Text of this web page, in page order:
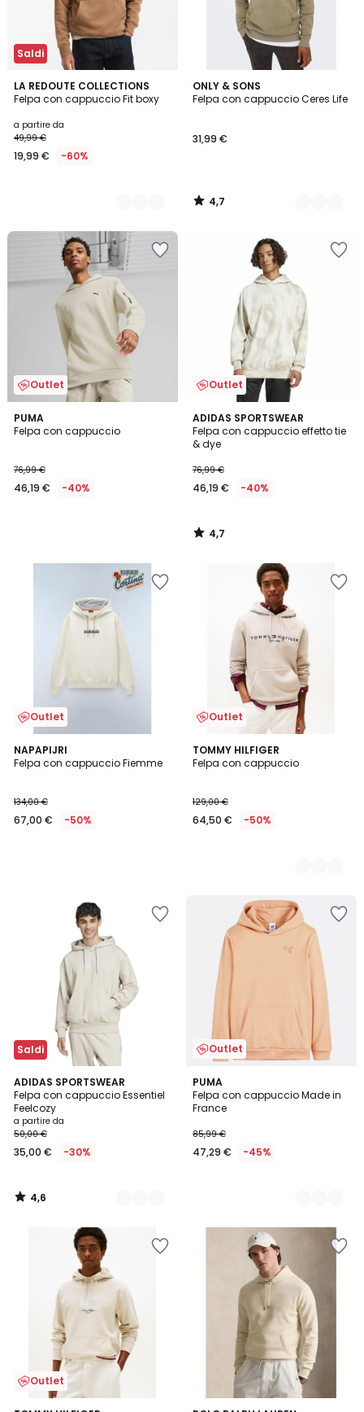
Saldi
LA REDOUTE COLLECTIONS
Felpa con cappuccio Fit boxy
a partire da
49,99 €
19,99 € -60%
3
Colori
ONLY & SONS
Felpa con cappuccio Ceres Life
31,99 €
4,7
/ 5
6
Colori
4,7
/
Outlet
PUMA
Felpa con cappuccio
76,99 €
46,19 € -40%
Outlet
ADIDAS SPORTSWEAR
Felpa con cappuccio effetto tie
& dye
76,99 €
46,19 € -40%
4,7
/ 5
4,7
/
Outlet
NAPAPIJRI
Felpa con cappuccio Fiemme
134,00 €
67,00 € -50%
Outlet
TOMMY HILFIGER
Felpa con cappuccio
129,00 €
64,50 € -50%
2
Colori
Saldi
ADIDAS SPORTSWEAR
Felpa con cappuccio Essentiel
Feelcozy
a partire da
50,00 €
35,00 € -30%
4,6
/ 5
3
Colori
4,6
/
Outlet
PUMA
Felpa con cappuccio Made in
France
85,99 €
47,29 € -45%
2
Colori
Outlet